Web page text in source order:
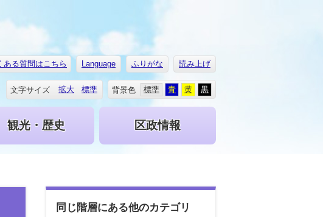
ある質問はこちら Language ふりがな 読み上げ
文字サイズ 拡大 標準 背景色 標準 青 黄 黒
観光・歴史 区政情報
同じ階層にある他のカテゴリ